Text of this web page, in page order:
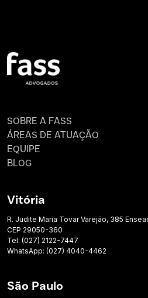
SOBRE A FASS
ÁREAS DE ATUAÇÃO
EQUIPE
BLOG
Vitória
R. Judite Maria Tovar Varejão, 385
CEP 29050-360
Tel: (027) 2122-7447
WhatsApp: (027) 4040-4462
São Paulo